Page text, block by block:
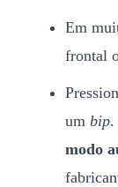
Em
frontal
um bip.
modo